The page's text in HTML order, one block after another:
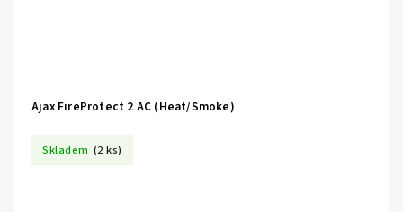
Ajax FireProtect 2 AC (Heat/Smoke)
Skladem (2 ks)